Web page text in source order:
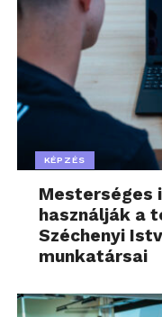
KÉPZÉS
Mesterséges
használják a
Széchenyi
munkatársai